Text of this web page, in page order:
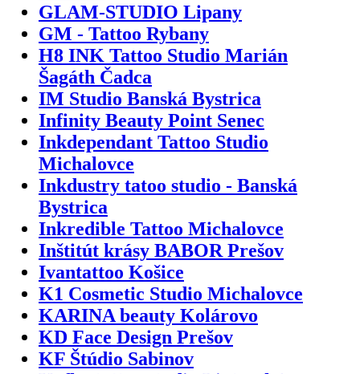
GLAM-STUDIO Lipany
GM - Tattoo Rybany
H8 INK Tattoo Studio Marián
Šagáth Čadca
IM Studio Banská Bystrica
Infinity Beauty Point Senec
Inkdependant Tattoo Studio
Michalovce
Inkdustry tatoo studio - Banská
Bystrica
Inkredible Tattoo Michalovce
Inštitút krásy BABOR Prešov
Ivantattoo Košice
K1 Cosmetic Studio Michalovce
KARINA beauty Kolárovo
KD Face Design Prešov
KF Štúdio Sabinov